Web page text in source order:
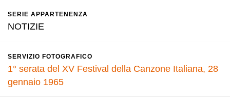
SERIE APPARTENENZA
NOTIZIE
SERVIZIO FOTOGRAFICO
1° serata del XV Festival della Canzone Italiana, 28
gennaio 1965